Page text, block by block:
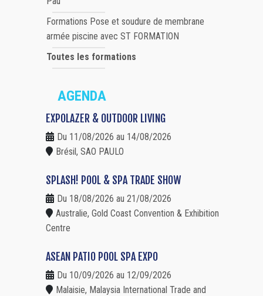
Formations Pose et soudure de membrane
armée piscine avec ST FORMATION
Toutes les formations
AGENDA
EXPOLAZER & OUTDOOR LIVING
Du 11/08/2026 au 14/08/2026
Brésil, SAO PAULO
SPLASH! POOL & SPA TRADE SHOW
Du 18/08/2026 au 21/08/2026
Australie, Gold Coast Convention & Exhibition
Centre
ASEAN PATIO POOL SPA EXPO
Du 10/09/2026 au 12/09/2026
Malaisie, Malaysia International Trade and